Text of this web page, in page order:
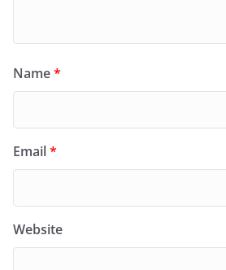
Name*
Email*
Website